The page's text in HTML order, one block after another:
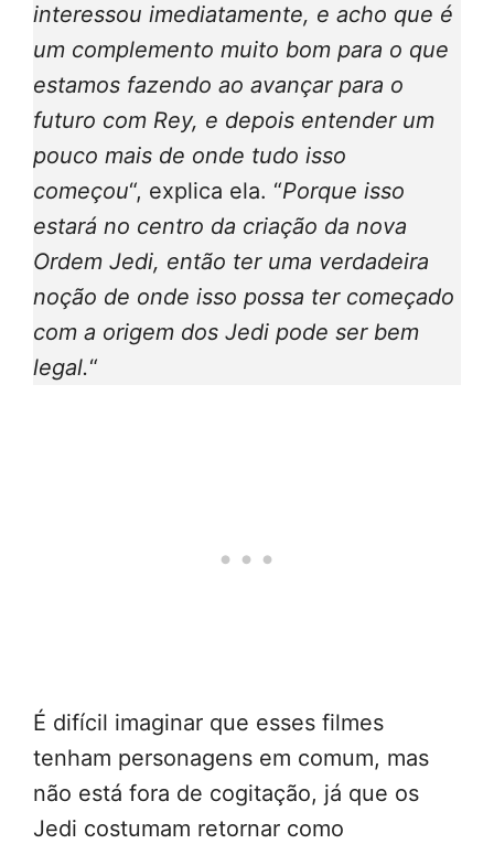
interessou imediatamente, e acho que é
um complemento muito bom para o que
estamos fazendo ao avançar para o
futuro com Rey, e depois entender um
pouco mais de onde tudo isso
começou“, explica ela. “Porque isso
estará no centro da criação da nova
Ordem Jedi, então ter uma verdadeira
noção de onde isso possa ter começado
com a origem dos Jedi pode ser bem
legal.“
É difícil imaginar que esses filmes
tenham personagens em comum, mas
não está fora de cogitação, já que os
Jedi costumam retornar como